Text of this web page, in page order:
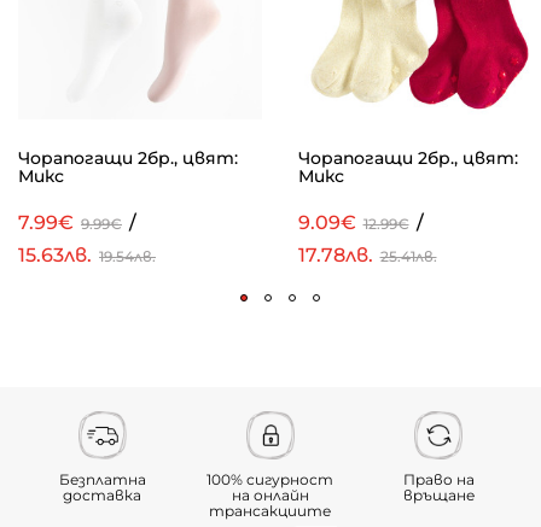
Чорапогащи 2бр., цвят:
Микс
7.99€ 9.99€ /
15.63лв. 19.54лв.
Чорапогащи 2бр., цвят:
Микс
9.09€ 12.99€ /
17.78лв. 25.41лв.
Безплатна
доставка
100% сигурност
на онлайн
трансакциите
Право на
връщане